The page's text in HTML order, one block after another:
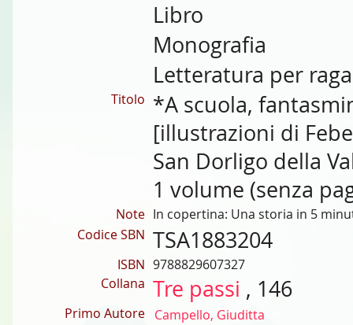
Libro
Monografia
Letteratura per
Titolo *A scuola,
[illustrazioni di
San Dorligo della
1 volume (senza
Note In copertina: Una storia in 5
Codice SBN TSA1883204
ISBN 9788829607327
Collana Tre passi , 146
Primo Autore Campello, Giuditta